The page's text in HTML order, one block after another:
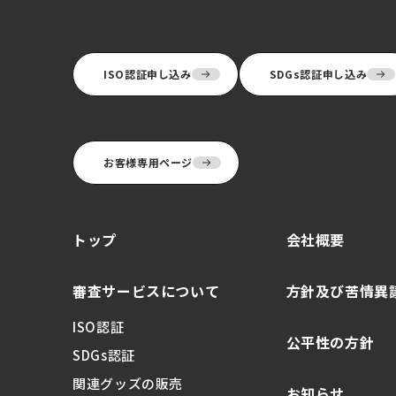
ISO認証申し込み SDGs認証申し込み
お客様専用ページ
トップ
審査サービスについて
ISO認証
SDGs認証
関連グッズの販売
会社概要
方針及び苦情異
公平性の方針